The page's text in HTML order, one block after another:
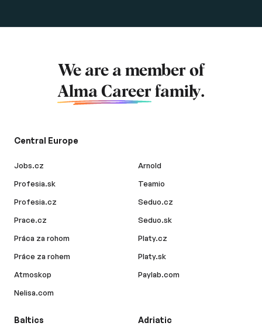
We are a member of
Alma Career family.
Central Europe
Jobs.cz
Profesia.sk
Profesia.cz
Prace.cz
Práca za rohom
Práce za rohem
Atmoskop
Nelisa.com
Arnold
Teamio
Seduo.cz
Seduo.sk
Platy.cz
Platy.sk
Paylab.com
Baltics Adriatic